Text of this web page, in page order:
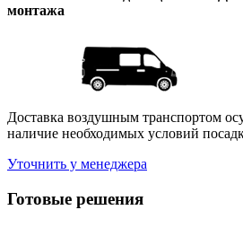
монтажа
Доставка воздушным транспортом
наличие необходимых условий
Уточнить у менеджера
Готовые решения